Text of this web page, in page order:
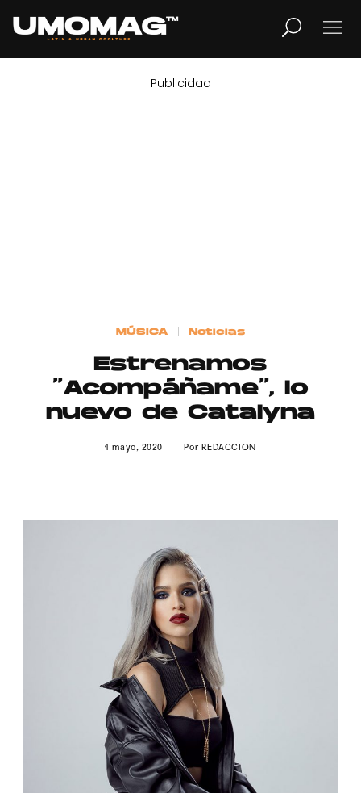
LIFESTYLE
Publicidad
Contacto
Publicidad
MÚSICA Noticias
Estrenamos
“Acompáñame”, lo
nuevo de Catalyna
1 mayo, 2020 Por REDACCION